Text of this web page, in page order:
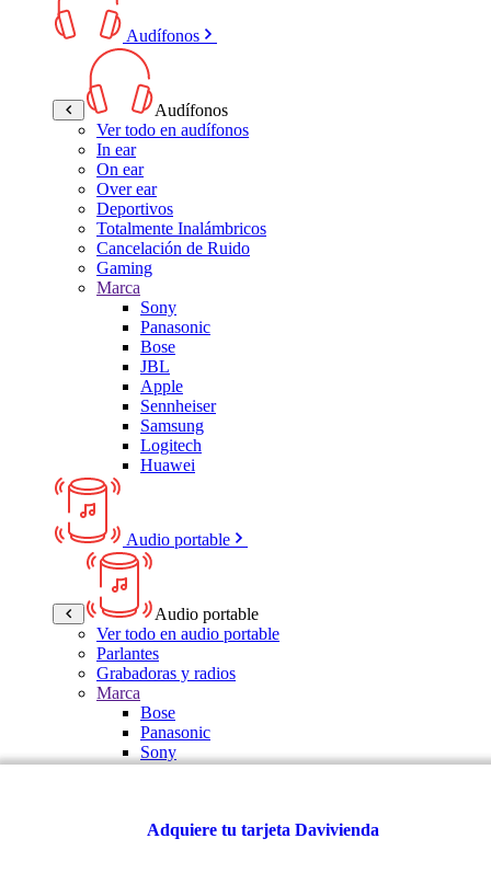
Audífonos
Audífonos
Ver todo en audífonos
In ear
On ear
Over ear
Deportivos
Totalmente Inalámbricos
Cancelación de Ruido
Gaming
Marca
Sony
Panasonic
Bose
JBL
Apple
Sennheiser
Samsung
Logitech
Huawei
Audio portable
Audio portable
Ver todo en audio portable
Parlantes
Grabadoras y radios
Marca
Bose
Panasonic
Sony
Multitech
Activar tu seguro gratis aquí
Adquiere tu tarjeta Davivienda